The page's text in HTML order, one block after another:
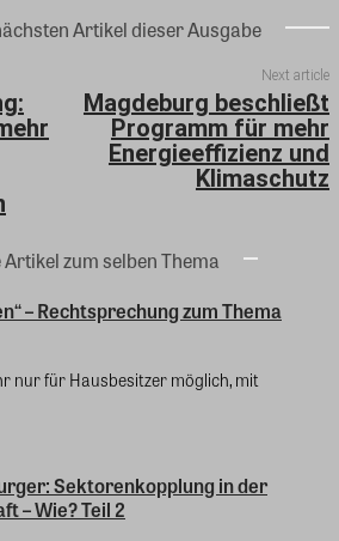
Artikel dieser Ausgabe
Next article
Magdeburg beschließt
Programm für mehr
Energieeffizienz und
Klimaschutz
Artikel zum selben Thema
– Rechtsprechung zum Thema
nur für Hausbesitzer möglich, mit
Sektorenkopplung in der
– Wie? Teil 2